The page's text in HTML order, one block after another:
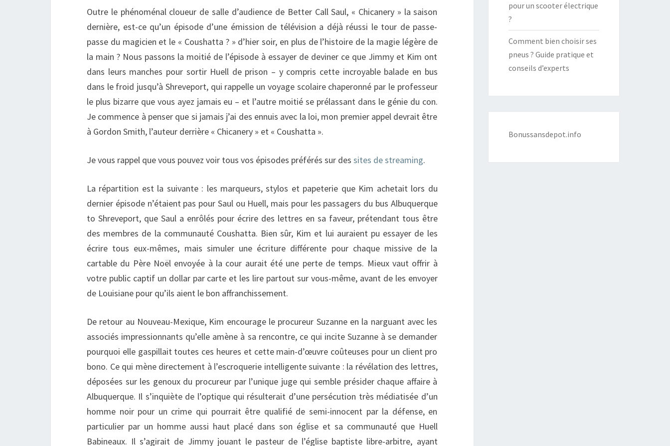
8
AVIS
Outre le phénoménal cloueur de salle d’audience de Better Call Saul, « Chicanery » la saison
dernière, est-ce qu’un épisode d’une émission de télévision a déjà réussi le tour de passe-
passe du magicien et le « Coushatta ? » d’hier soir, en plus de l’histoire de la magie légère de
la main ? Nous passons la moitié de l’épisode à essayer de deviner ce que Jimmy et Kim ont
dans leurs manches pour sortir Huell de prison – y compris cette incroyable balade en bus
dans le froid jusqu’à Shreveport, qui rappelle un voyage scolaire chaperonné par le professeur
le plus bizarre que vous ayez jamais eu – et l’autre moitié se prélassant dans le génie du con.
Je commence à penser que si jamais j’ai des ennuis avec la loi, mon premier appel devrait être
à Gordon Smith, l’auteur derrière « Chicanery » et « Coushatta ».
Je vous rappel que vous pouvez voir tous vos épisodes préférés sur des sites de streaming.
La répartition est la suivante : les marqueurs, stylos et papeterie que Kim achetait lors du
dernier épisode n’étaient pas pour Saul ou Huell, mais pour les passagers du bus Albuquerque
to Shreveport, que Saul a enrôlés pour écrire des lettres en sa faveur, prétendant tous être
des membres de la communauté Coushatta. Bien sûr, Kim et lui auraient pu essayer de les
écrire tous eux-mêmes, mais simuler une écriture différente pour chaque missive de la
cartable du Père Noël envoyée à la cour aurait été une perte de temps. Mieux vaut offrir à
votre public captif un dollar par carte et les lire partout sur vous-même, avant de les envoyer
de Louisiane pour qu’ils aient le bon affranchissement.
De retour au Nouveau-Mexique, Kim encourage le procureur Suzanne en la narguant avec les
associés impressionnants qu’elle amène à sa rencontre, ce qui incite Suzanne à se demander
pourquoi elle gaspillait toutes ces heures et cette main-d’œuvre coûteuses pour un client pro
bono. Ce qui mène directement à l’escroquerie intelligente suivante : la révélation des lettres,
déposées sur les genoux du procureur par l’unique juge qui semble présider chaque affaire à
Albuquerque. Il s’inquiète de l’optique qui résulterait d’une persécution très médiatisée d’un
homme noir pour un crime qui pourrait être qualifié de semi-innocent par la défense, en
particulier par un homme aussi haut placé dans son église et sa communauté que Huell
Babineaux. Il s’agirait de Jimmy jouant le pasteur de l’église baptiste libre-arbitre, ayant
pour un scooter électrique
?
Comment bien choisir ses
pneus ? Guide pratique et
conseils d’experts
Bonussansdepot.info